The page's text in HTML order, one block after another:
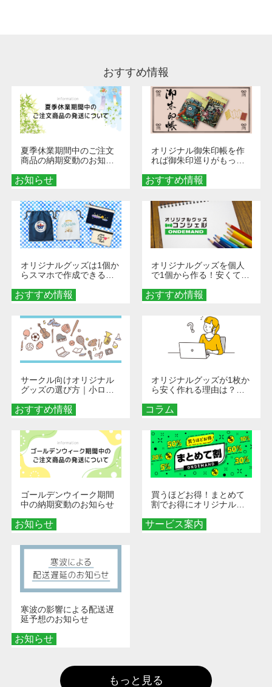
おすすめ情報
お知らせ
夏季休業期間中のご注文
商品の納期変動のお知ら
おすすめ情報
オリジナル御朱印帳を作
れば御朱印巡りがもっと
ダーメイドする魅力と選
び方
おすすめ情報
オリジナルグッズは1個か
らスマホで作成できる！
くなる巾着＆ポーチ活用
術
おすすめ情報
オリジナルグッズを個人
で1個から作る！安くて簡
秘訣
おすすめ情報
サークル向けオリジナル
グッズの選び方｜小ロッ
める秘訣
コラム
オリジナルグッズが1枚か
ら安く作れる理由は？オ
とメリットを解説
お知らせ
ゴールデンウイーク期間
中の納期変動のお知らせ
サービス案内
買うほどお得！まとめて
割でお得にオリジナルグ
お知らせ
寒波の影響による配送遅
延予想のお知らせ
もっと見る